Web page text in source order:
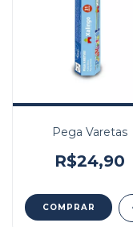
Pega Varetas
R$24,90